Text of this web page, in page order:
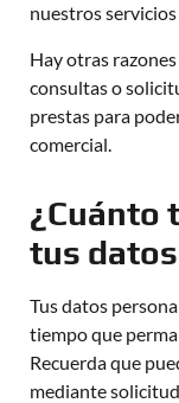
nuestros
Hay otras
consultas o
prestas para
comercial.
¿Cuánto
tus
Tus datos
tiempo que
Recuerda que
mediante